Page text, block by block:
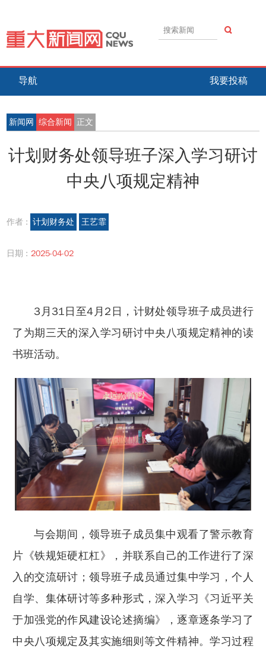
导航 我要投稿
新闻网 综合新闻 正文
计划财务处领导班子深入学习研讨
中央八项规定精神
作者 : 计划财务处 王艺霏
日期 : 2025-04-02
3月31日至4月2日，计财处领导班子成员进行
了为期三天的深入学习研讨中央八项规定精神的读
书班活动。
与会期间，领导班子成员集中观看了警示教育
片《铁规矩硬杠杠》，并联系自己的工作进行了深
入的交流研讨；领导班子成员通过集中学习，个人
自学、集体研讨等多种形式，深入学习《习近平关
于加强党的作风建设论述摘编》，逐章逐条学习了
中央八项规定及其实施细则等文件精神。学习过程